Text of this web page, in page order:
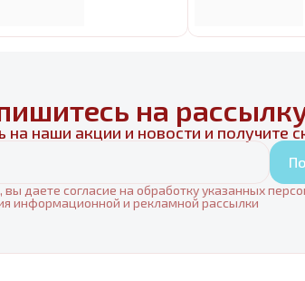
на
на наши акции и новости и получите
даете согласие на обработку указанных
информационной и рекламной рассылки